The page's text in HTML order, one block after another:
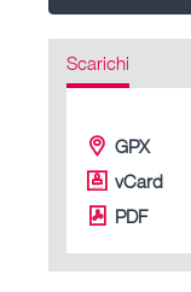
Scarichi
GPX
vCard
PDF